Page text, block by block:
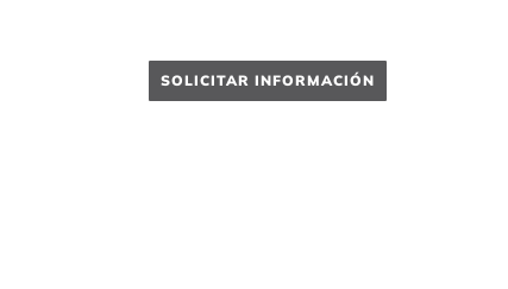
SOLICITAR INFORMACIÓN